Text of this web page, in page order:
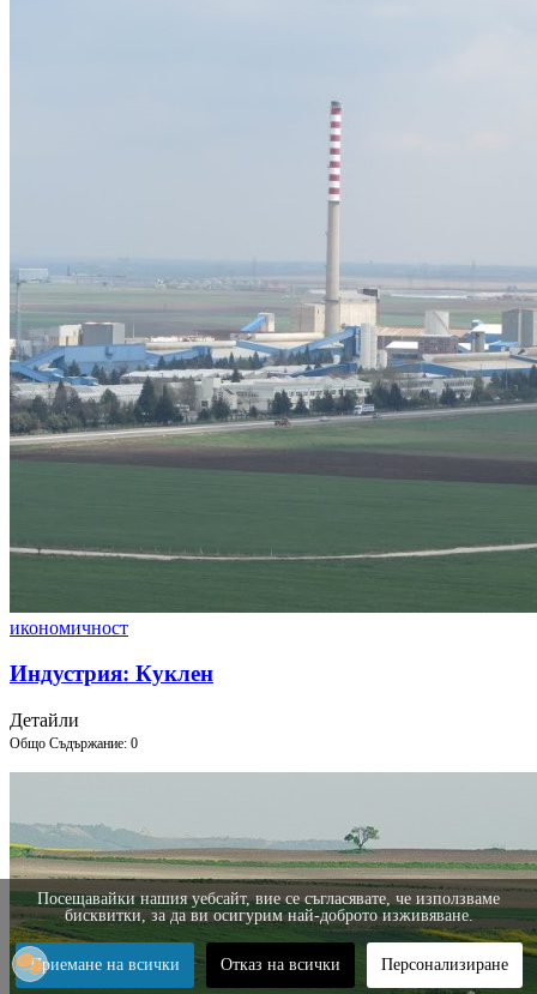
икономичност
Индустрия: Куклен
Детайли
Общо Съдържание: 0
Посещавайки нашия уебсайт, вие се съгласявате, че използваме
бисквитки, за да ви осигурим най-доброто изживяване.
Приемане на всички Отказ на всички Персонализиране